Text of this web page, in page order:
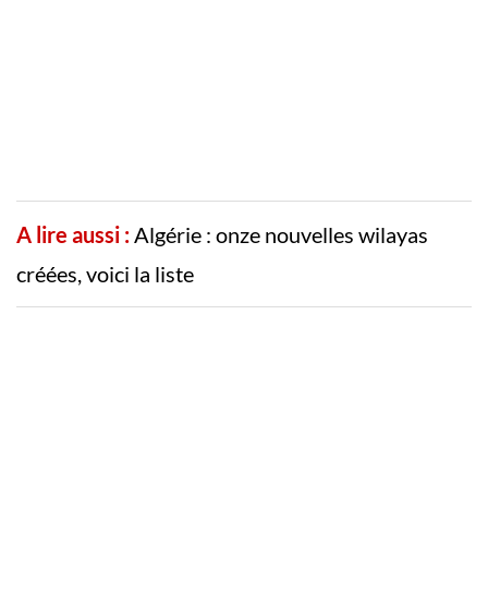
A lire aussi :Algérie : onze nouvelles wilayas
créées, voici la liste